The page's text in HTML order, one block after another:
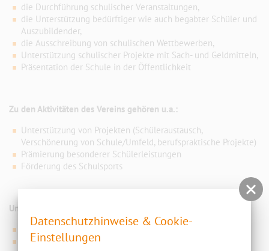
die Durchführung schulischer Veranstaltungen,
die Unterstützung bedürftiger wie auch begabter Schüler und
Auszubildender,
die Ausschreibung von schulischen Wettbewerben,
Unterstützung schulischer Projekte mit Sach- und Geldmitteln,
Präsentation der Schule in der Öffentlichkeit
Zu den Aktivitäten des Vereins gehören u.a.:
Unterstützung von Projekten (Schüleraustausch,
Verschönerung von Schule/Umfeld, berufspraktische Projekte)
Prämierung besonderer Schülerleistungen
Förderung des Schulsports
Unser Vorstand
Jörg Mattern (1. Vorsitzender)
Ute Koch (2. Vorsitzende)
Datenschutzhinweise & Cookie-
Einstellungen